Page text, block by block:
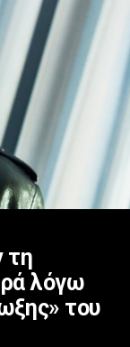
τη
λόγω
του